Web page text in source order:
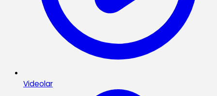
Videolar